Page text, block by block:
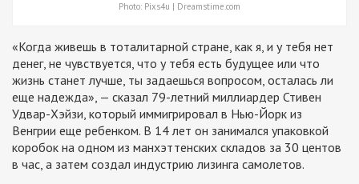
Photo: Pixs4u | Dreamstime.com
«Когда живешь в тоталитарной стране, как я, и у тебя нет
денег, не чувствуется, что у тебя есть будущее или что
жизнь станет лучше, ты задаешься вопросом, осталась ли
еще надежда», — сказал 79-летний миллиардер Стивен
Удвар-Хэйзи, который иммигрировал в Нью-Йорк из
Венгрии еще ребенком. В 14 лет он занимался упаковкой
коробок на одном из манхэттенских складов за 30 центов
в час, а затем создал индустрию лизинга самолетов.